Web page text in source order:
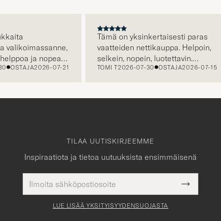
ja nopeaa,
saa
2026-07-21
Tämä on yksinkertaisesti paras
vaatteiden nettikauppa. Helpoin,
selkein, nopein, luotettavin.
Erityisen hienoa että kuljetus on
myös huikeasta valikoimasta.
TOMI T2026-07-30 OSTAJA2026-07-15
TILAA UUTISKIRJEEMME
Inspiraatiota ja tietoa uutuuksista ensimmäisenä
Pakollinen
tieto
Submit
Newsletter
LUE LISÄÄ YKSITYISYYDENSUOJASTA